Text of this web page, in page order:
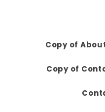
Copy of
Copy of